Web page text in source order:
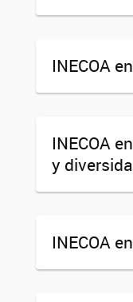
INECOA
INECOA
y
INECOA